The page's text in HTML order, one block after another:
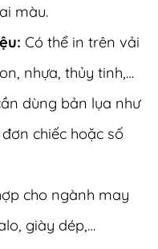
màu.
Có thể in trên vải
nhựa, thủy tinh,…
dùng bản lụa như
chiếc hoặc số
cho ngành may
giày dép,…